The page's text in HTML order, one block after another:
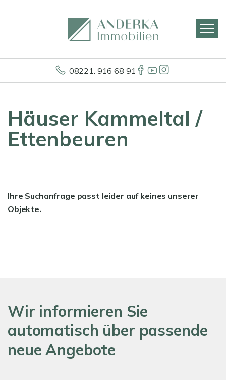
08221. 916 68 91
Häuser Kammeltal /
Ettenbeuren
Ihre Suchanfrage passt leider auf keines unserer
Objekte.
Wir informieren Sie
automatisch über passende
neue Angebote